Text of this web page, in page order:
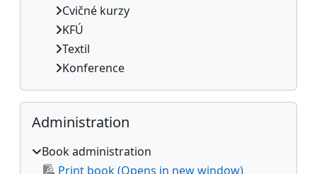
Cvičné kurzy
KFÚ
Textil
Konference
Skip Administration
Administration
Book administration
Print book (Opens in new window)